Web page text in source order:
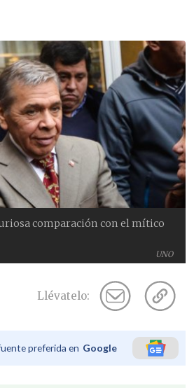
UNO
comparación con el mítico
Llévatelo:
preferida en Google